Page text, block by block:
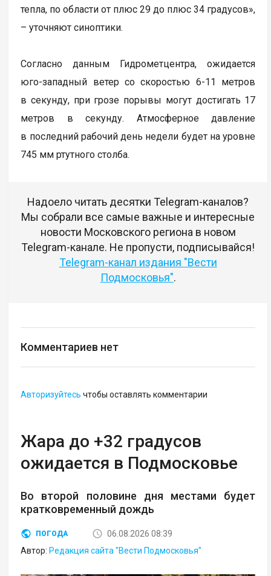
тепла, по области от плюс 29 до плюс 34 градусов»,
– уточняют синоптики.
Согласно данным Гидрометцентра, ожидается
юго-западный ветер со скоростью 6-11 метров
в секунду, при грозе порывы могут достигать 17
метров в секунду. Атмосферное давление
в последний рабочий день недели будет на уровне
745 мм ртутного столба.
Надоело читать десятки Telegram-каналов?
Мы собрали все самые важные и интересные
новости Московского региона в новом
Telegram-канале. Не пропусти, подписывайся!
Telegram-канал издания "Вести
Подмосковья".
Комментариев нет
Авторизуйтесь чтобы оставлять комментарии
Жара до +32 градусов
ожидается в Подмосковье
Во второй половине дня местами будет
кратковременный дождь
ПОГОДА
06.08.2026 08:39
Автор: Редакция сайта "Вести Подмосковья"